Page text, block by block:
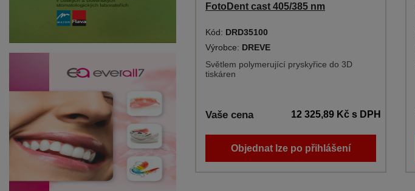
FotoDent cast 405/385 nm
Kód: DRD35100
Výrobce: DREVE
Světlem polymerující pryskyřice do 3D
tiskáren
Vaše cena 12 325,89 Kčs DPH
Objednat lze po přihlášení